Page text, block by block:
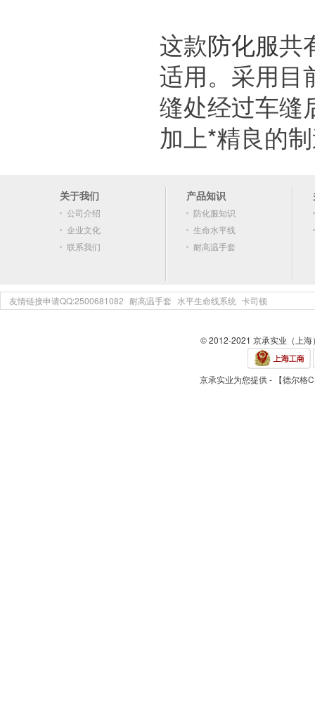
这款防化服共
适用。采用目
缝处经过车缝
加上*精良的
关于我们
公司介绍
企业文化
联系我们
产品知识
防化服知识
生命水平线
耐高温手套
友情链接申请QQ:2500681082 耐高温手套 水平生命线系统 卡司顿
© 2012-2021 京承实业（上
京承实业为您提供 - 【德尔格